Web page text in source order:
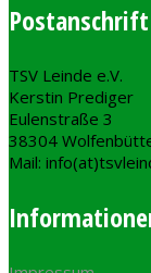
Postanschrift
TSV Leinde e.V.
Kerstin Prediger
Eulenstraße 3
38304
Mail: